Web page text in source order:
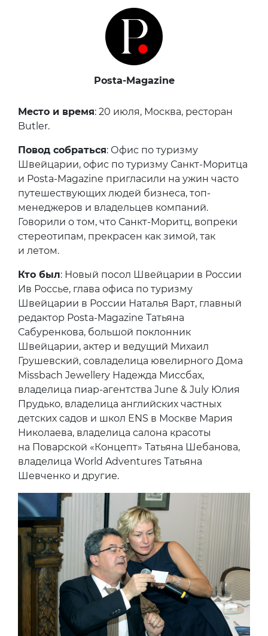
Posta-Magazine
Место и время: 20 июля, Москва, ресторан
Butler.
Повод собраться: Офис по туризму
Швейцарии, офис по туризму Санкт-Моритца
и Posta-Magazine пригласили на ужин часто
путешествующих людей бизнеса, топ-
менеджеров и владельцев компаний.
Говорили о том, что Санкт-Моритц, вопреки
стереотипам, прекрасен как зимой, так
и летом.
Кто был: Новый посол Швейцарии в России
Ив Россье, глава офиса по туризму
Швейцарии в России Наталья Варт, главный
редактор Posta-Magazine Татьяна
Сабуренкова, большой поклонник
Швейцарии, актер и ведущий Михаил
Грушевский, совладелица ювелирного Дома
Missbach Jewellery Надежда Миссбах,
владелица пиар-агентства June & July Юлия
Прудько, владелица английских частных
детских садов и школ ENS в Москве Мария
Николаева, владелица салона красоты
на Поварской «Концепт» Татьяна Шебанова,
владелица World Adventures Татьяна
Шевченко и другие.